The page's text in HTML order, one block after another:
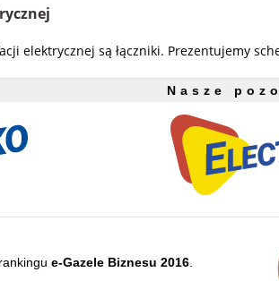
elektrycznej są łączniki. Prezentujemy
Nasze
e-Gazele Biznesu 2016.